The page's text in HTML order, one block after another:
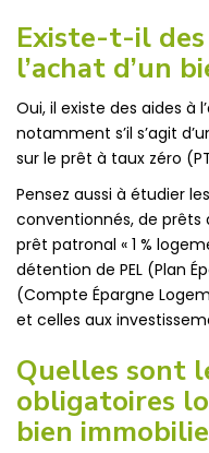
Existe-t-il des
l’achat d’un
Oui, il existe des aides à
notamment s’il s’agit
sur le prêt à taux zéro
Pensez aussi à étudier
conventionnés, de prêts
prêt patronal « 1 %
détention de PEL (Plan
(Compte Épargne
et celles aux
Quelles sont
obligatoires
bien